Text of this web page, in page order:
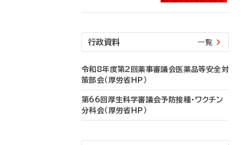
行政資料 一覧
令和8年度第2回薬事審議会医薬品等安全対
策部会（厚労省HP）
第66回厚生科学審議会予防接種・ワクチン
分科会（厚労省HP）